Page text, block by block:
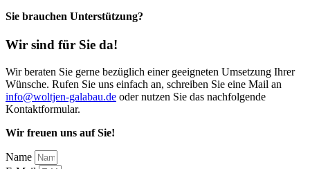
Sie brauchen Unterstützung?
Wir sind für Sie da!
Wir beraten Sie gerne bezüglich einer geeigneten Umsetzung Ihrer
Wünsche. Rufen Sie uns einfach an, schreiben Sie eine Mail an
info@woltjen-galabau.de oder nutzen Sie das nachfolgende
Kontaktformular.
Wir freuen uns auf Sie!
Name